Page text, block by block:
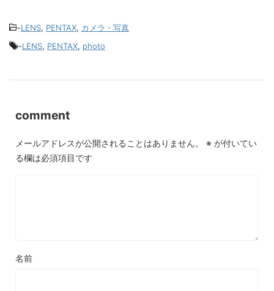
-LENS, PENTAX, カメラ・写真
-LENS, PENTAX, photo
comment
メールアドレスが公開されることはありません。 ※ が付いてい
る欄は必須項目です
名前